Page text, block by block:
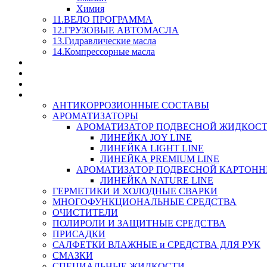
Химия
11.ВЕЛО ПРОГРАММА
12.ГРУЗОВЫЕ АВТОМАСЛА
13.Гидравлические масла
14.Компрессорные масла
АНТИКОРРОЗИОННЫЕ СОСТАВЫ
АРОМАТИЗАТОРЫ
АРОМАТИЗАТОР ПОДВЕСНОЙ
ЛИНЕЙКА JOY LINE
ЛИНЕЙКА LIGHT LINE
ЛИНЕЙКА PREMIUM LINE
АРОМАТИЗАТОР ПОДВЕСНОЙ
ЛИНЕЙКА NATURE LINE
ГЕРМЕТИКИ И ХОЛОДНЫЕ СВАРКИ
МНОГОФУНКЦИОНАЛЬНЫЕ СРЕДСТВА
ОЧИСТИТЕЛИ
ПОЛИРОЛИ И ЗАЩИТНЫЕ СРЕДСТВА
ПРИСАДКИ
САЛФЕТКИ ВЛАЖНЫЕ и СРЕДСТВА ДЛЯ РУК
СМАЗКИ